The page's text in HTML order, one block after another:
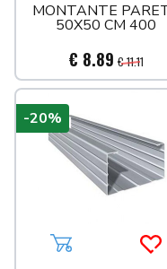
MONTANTE
50X50 CM 400
€ 8.89 € 11.11
Aggiungi al
-20%